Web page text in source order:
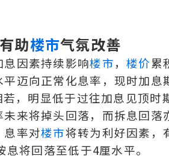
助楼市气氛改善
息因素持续影响楼市，楼价累
迈向正常化息率，现时加
，明显低于过往加息见顶时
来将掉头回落，而拆息回
息率对楼市将转为利好因素，
将回落至低于4厘水平。